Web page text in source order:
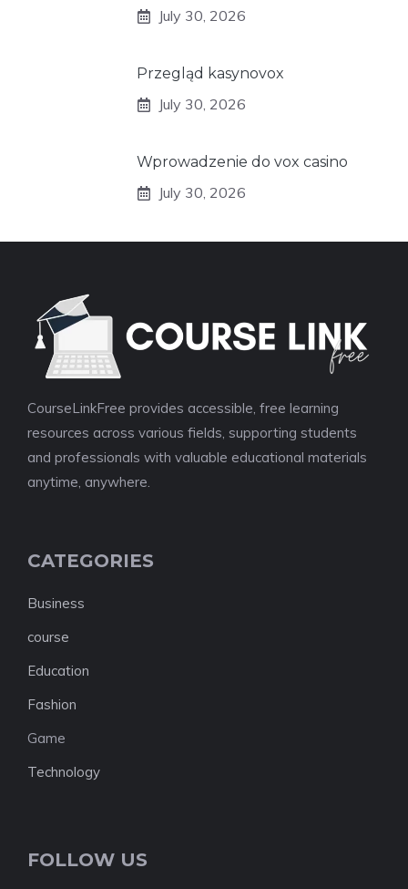
July 30, 2026
Przegląd kasynovox
July 30, 2026
Wprowadzenie do vox casino
July 30, 2026
CourseLinkFree provides accessible, free learning
resources across various fields, supporting students
and professionals with valuable educational materials
anytime, anywhere.
CATEGORIES
Business
course
Education
Fashion
Game
Technology
FOLLOW US